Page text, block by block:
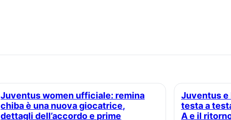
Juventus women ufficiale: remina
chiba è una nuova giocatrice,
dettagli dell’accordo e prime
Juventus e Pellegrino, possibile
testa a
A e il